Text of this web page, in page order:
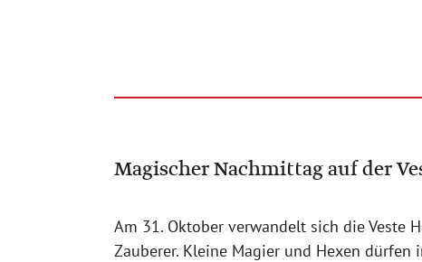
Magischer Nachmittag auf der
Am 31. Oktober verwandelt sich die Veste
Zauberer. Kleine Magier und Hexen